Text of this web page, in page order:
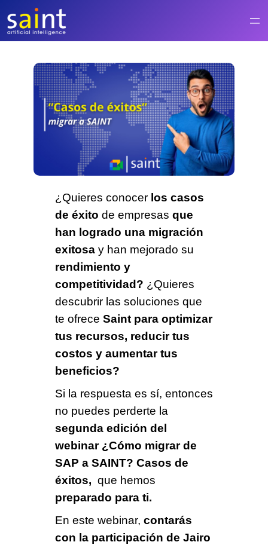
contenido
¿Quieres conocer los casos
de éxito de empresas que
han logrado una migración
exitosay han mejorado su
rendimiento y
competitividad? ¿Quieres
descubrir las soluciones que
te ofrece Saint para optimizar
tus recursos, reducir tus
costos y aumentar tus
beneficios?
Si la respuesta es sí, entonces
no puedes perderte la
segunda edición del
webinar ¿Cómo migrar de
SAP a SAINT? Casos de
éxitos, que hemos
preparado para ti.
En este webinar, contarás
con la participación de Jairo